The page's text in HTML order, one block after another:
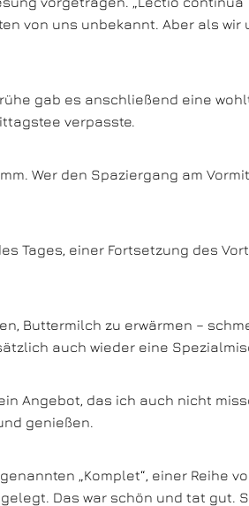
von uns unbekannt. Aber als
gab es anschließend eine
verpasste.
Wer den Spaziergang am
Tages, einer Fortsetzung des
Buttermilch zu erwärmen –
auch wieder eine
Angebot, das ich auch nicht
genießen.
„Komplet“, einer Reihe
Das war schön und tat gut.